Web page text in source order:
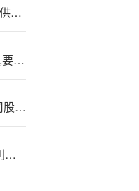
东—方锆业：未直接对核电行业供货 产品可用于生产核极海棉锆
利民股份：公司产品价格变动主,要系供需关系影响
百纳<千>成：截至11月28日公司股票持有人总数为28225户
【百?强透视】Q3业绩“崩塌”！利润转亏，理想面临转型阵痛